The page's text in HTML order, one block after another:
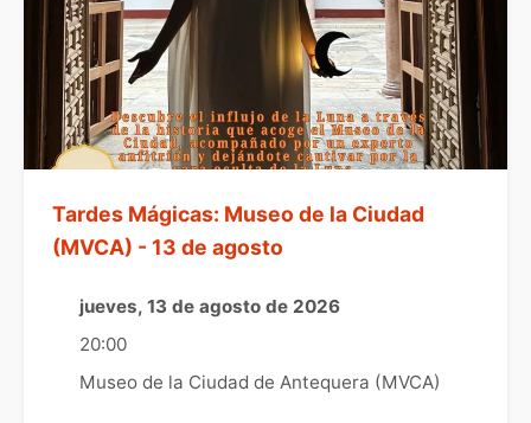
Tardes Mágicas: Museo de la Ciudad
(MVCA) - 13 de agosto
jueves, 13 de agosto de 2026
20:00
Museo de la Ciudad de Antequera (MVCA)